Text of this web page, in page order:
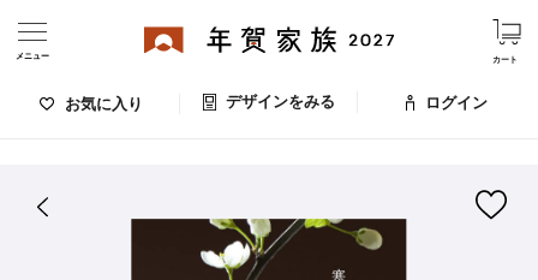
お気に入り デザインをみる
カート
ログイン
メニュー
デザインをみる
お気に入りのデザイン